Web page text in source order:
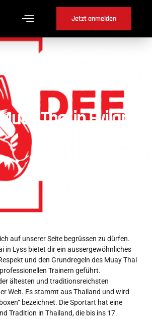
Jetzt anmelden
Thai in Evilard
auf unserer Seite begrüssen zu dürfen.
in Lyss bietet dir ein aussergewöhnliches
und den Grundregeln des Muay Thai
Trainern geführt.
ältesten und traditionsreichsten
Welt. Es stammt aus Thailand und wird
bezeichnet. Die Sportart hat eine
Tradition in Thailand, die bis ins 17.